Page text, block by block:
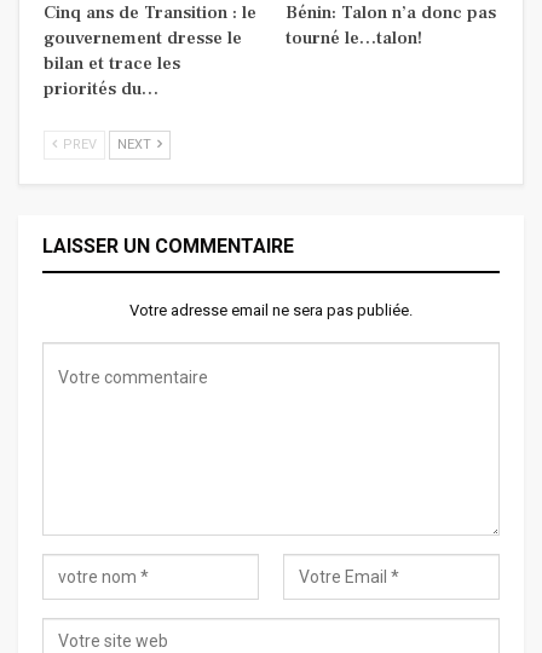
Cinq ans de Transition : le
gouvernement dresse le
bilan et trace les
priorités du…
Bénin: Talon n’a donc pas
tourné le…talon!
PREV NEXT
LAISSER UN COMMENTAIRE
Votre adresse email ne sera pas publiée.